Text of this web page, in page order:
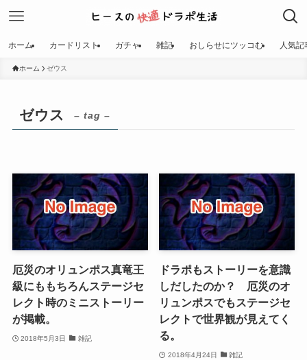
ホーム カードリスト ガチャ 雑記 おしらせにツッコむ 人気記
ホーム ゼウス
ゼウス – tag –
厄災のオリュンポス真竜王
級にももちろんステージセ
レクト時のミニストーリー
が掲載。
2018年5月3日 雑記
ドラポもストーリーを意識
しだしたのか？ 厄災のオ
リュンポスでもステージセ
レクトで世界観が見えてく
る。
2018年4月24日 雑記